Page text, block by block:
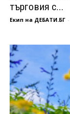
търговия с...
Екип на ДЕБАТИ.БГ -